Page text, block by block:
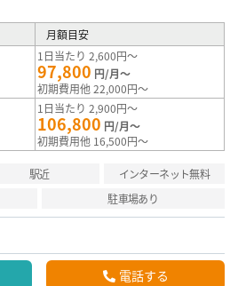
月額目安
1日当たり 2,600円～
97,800 円/月～
初期費用他 22,000円～
1日当たり 2,900円～
106,800 円/月～
初期費用他 16,500円～
駅近
インターネット無料
駐車場あり
電話する